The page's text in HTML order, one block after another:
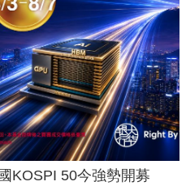
KOSPI 50今強勢開募